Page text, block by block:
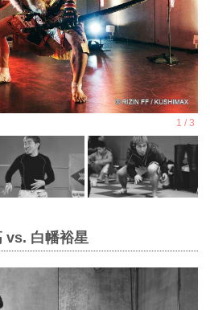
vs. 白幡裕星